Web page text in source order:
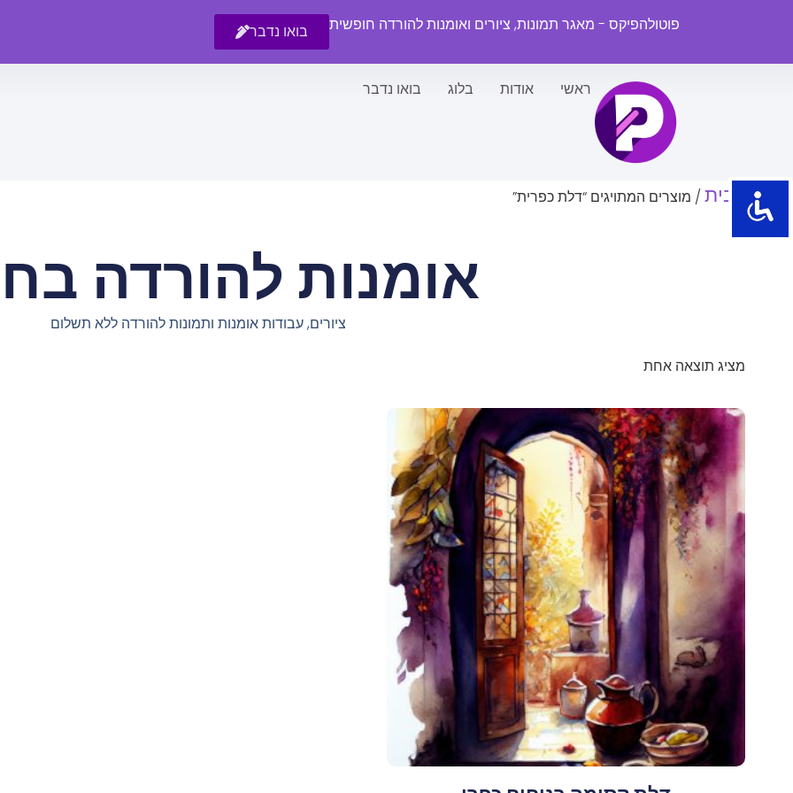
פוטולהפיקס - מאגר תמונות, ציורים ואומנות להורדה חופשית בואו נדבר
ראשי אודות בלוג בואו נדבר
עמוד הבית / מוצרים המתויגים “דלת כפרית”
אומנות להורדה
ציורים, עבודות אומנות ותמונות להורדה ללא תשלום
מציג תוצאה אחת